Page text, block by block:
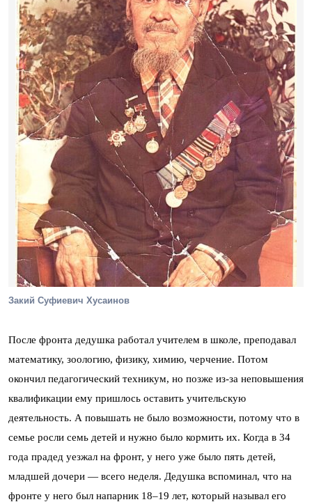
Закий Суфиевич Хусаинов
После фронта дедушка работал учителем в школе, преподавал
математику, зоологию, физику, химию, черчение. Потом
окончил педагогический техникум, но позже из-за неповышения
квалификации ему пришлось оставить учительскую
деятельность. А повышать не было возможности, потому что в
семье росли семь детей и нужно было кормить их. Когда в 34
года прадед уезжал на фронт, у него уже было пять детей,
младшей дочери — всего неделя. Дедушка вспоминал, что на
фронте у него был напарник 18–19 лет, который называл его